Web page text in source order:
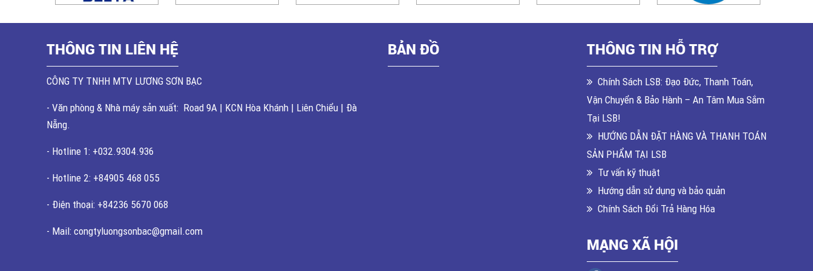
THÔNG TIN LIÊN HỆ
CÔNG TY TNHH MTV LƯƠNG SƠN BẠC
- Văn phòng & Nhà máy sản xuất: Road 9A | KCN Hòa Khánh | Liên Chiểu | Đà
Nẵng.
- Hotline 1: +032.9304.936
- Hotline 2: +84905 468 055
- Điện thoại: +84236 5670 068
- Mail: congtyluongsonbac@gmail.com
BẢN ĐỒ THÔNG TIN HỖ TRỢ
Chính Sách LSB: Đạo Đức, Thanh Toán,
Vận Chuyển & Bảo Hành – An Tâm Mua Sắm
Tại LSB!
HƯỚNG DẪN ĐẶT HÀNG VÀ THANH TOÁN
SẢN PHẨM TẠI LSB
Tư vấn kỹ thuật
Hướng dẫn sử dụng và bảo quản
Chính Sách Đổi Trả Hàng Hóa
MẠNG XÃ HỘI